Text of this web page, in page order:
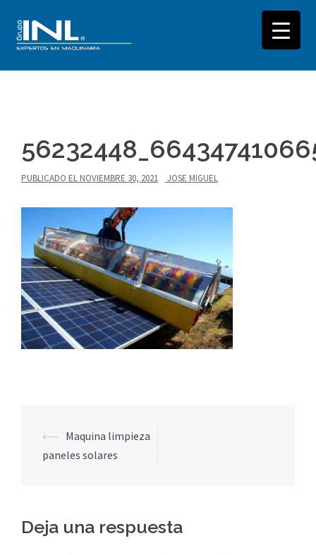
contenido
PUBLICADO EL NOVIEMBRE 30, 2021 JOSE MIGUEL
Navegación
de
⟵ Maquina limpieza
paneles solares
Deja una respuesta